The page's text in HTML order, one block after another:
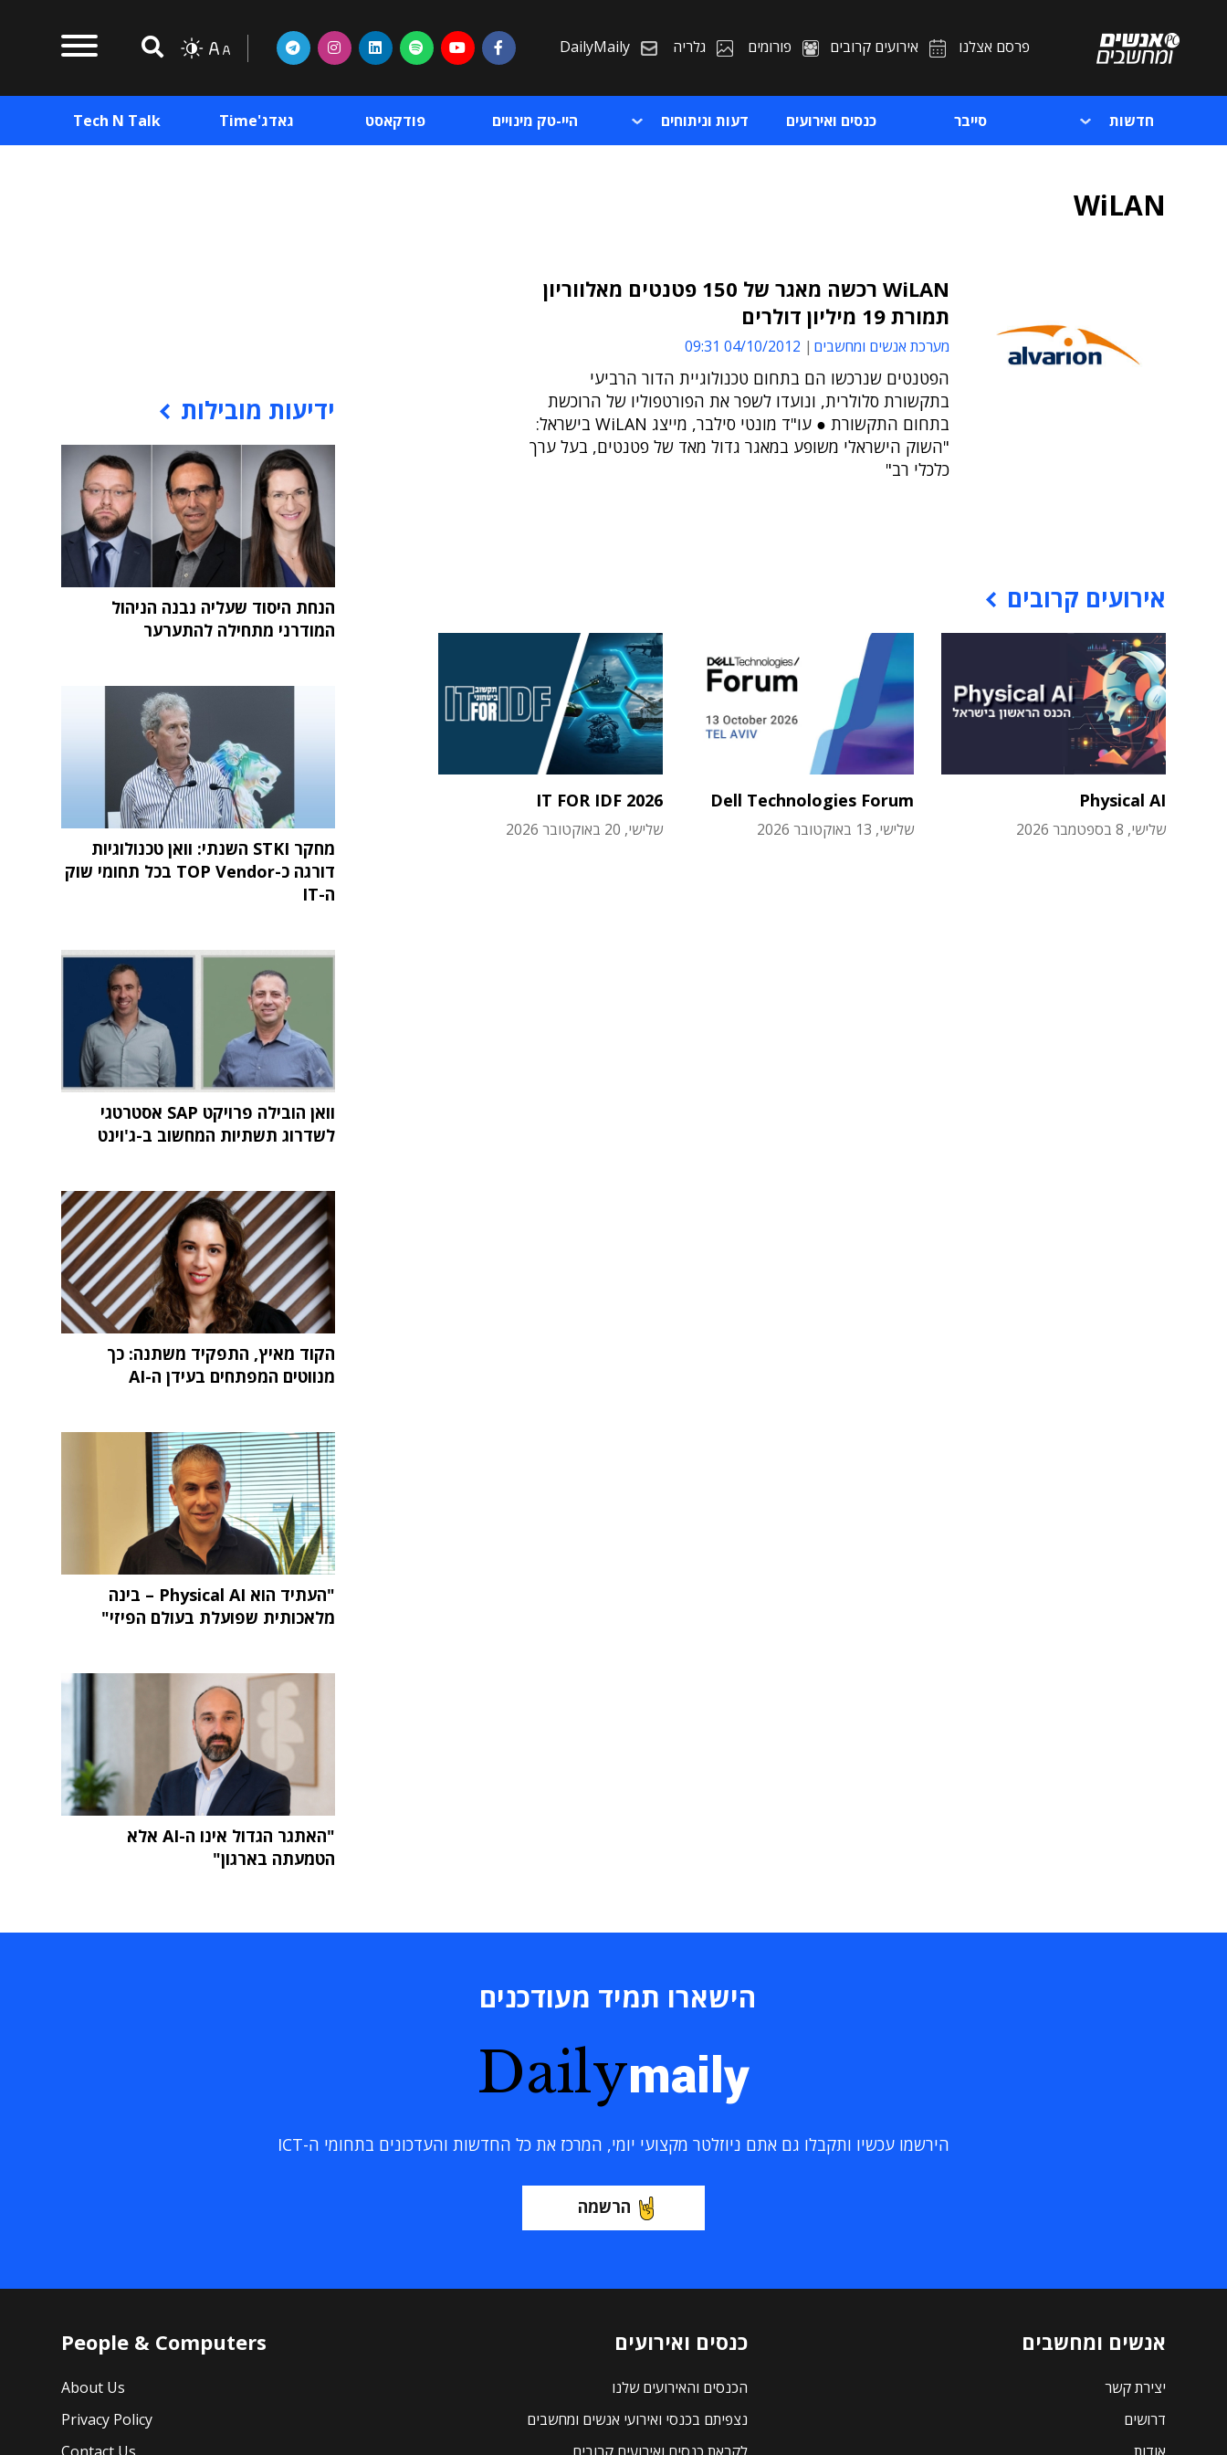
פרסם אצלנו אירועים קרובים פורומים גלריה DailyMaily
חדשות סייבר כנסים ואירועים דעות וניתוחים היי-טק מינויים פודקאסט גאדג'Time Tech N Talk
WiLAN
WiLAN רכשה מאגר של 150 פטנטים מאלווריון
תמורת 19 מיליון דולרים
מערכת אנשים ומחשבים 04/10/2012 09:31
הפטנטים שנרכשו הם בתחום טכנולוגיית הדור הרביעי
בתקשורת סלולרית, ונועדו לשפר את הפורטפוליו של הרוכשת
בתחום התקשורת ● עו"ד מונטי סילבר, מייצג WiLAN בישראל:
"השוק הישראלי משופע במאגר גדול מאד של פטנטים, בעל ערך
כלכלי רב"
אירועים קרובים
Physical AI
שלישי, 8 בספטמבר 2026
Dell Technologies Forum
שלישי, 13 באוקטובר 2026
IT FOR IDF 2026
שלישי, 20 באוקטובר 2026
ידיעות מובילות
הנחת היסוד שעליה נבנה הניהול
המודרני מתחילה להתערער
מחקר STKI השנתי: וואן טכנולוגיות
דורגה כ-TOP Vendor בכל תחומי שוק
ה-IT
וואן הובילה פרויקט SAP אסטרטגי
לשדרוג תשתיות המחשוב ב-ג'וינט
הקוד מאיץ, התפקיד משתנה: כך
מנווטים המפתחים בעידן ה-AI
"העתיד הוא Physical AI – בינה
מלאכותית שפועלת בעולם הפיזי"
"האתגר הגדול אינו ה-AI אלא
הטמעתה בארגון"
הישארו תמיד מעודכנים
Dailymaily
הירשמו עכשיו ותקבלו גם אתם ניוזלטר מקצועי יומי, המרכז את כל החדשות והעדכונים בתחומי ה-ICT
הרשמה
אנשים ומחשבים
יצירת קשר
דרושים
כנסים ואירועים
הכנסים והאירועים שלנו
נצפיתם בכנסי ואירועי אנשים ומחשבים
People & Computers
About Us
Privacy Policy